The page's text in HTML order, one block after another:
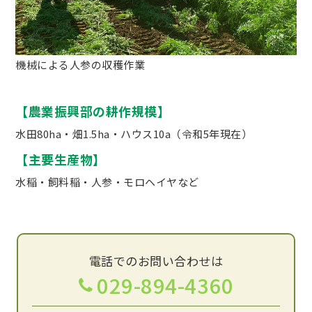
機械による人参の収穫作業
【農業振興部の耕作規模】
水田80ha・畑1.5ha・ハウス10a（令和5年現在）
【主要生産物】
水稲・飼料稲・人参・モロヘイヤなど
電話でのお問い合わせは
029-894-4360